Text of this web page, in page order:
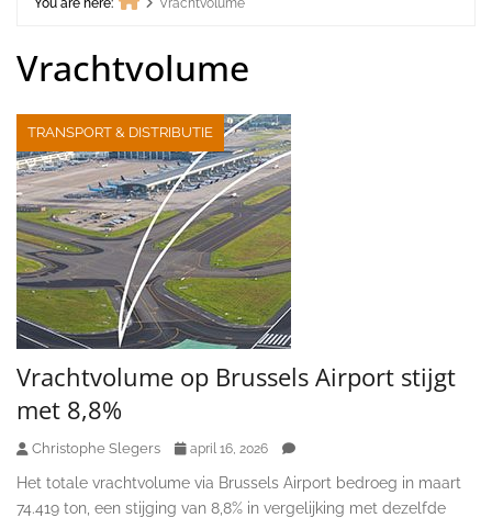
Vrachtvolume
TRANSPORT & DISTRIBUTIE
Vrachtvolume op Brussels Airport stijgt
met 8,8%
Christophe Slegers april 16, 2026
Het totale vrachtvolume via Brussels Airport bedroeg in maart
74.419 ton, een stijging van 8,8% in vergelijking met dezelfde